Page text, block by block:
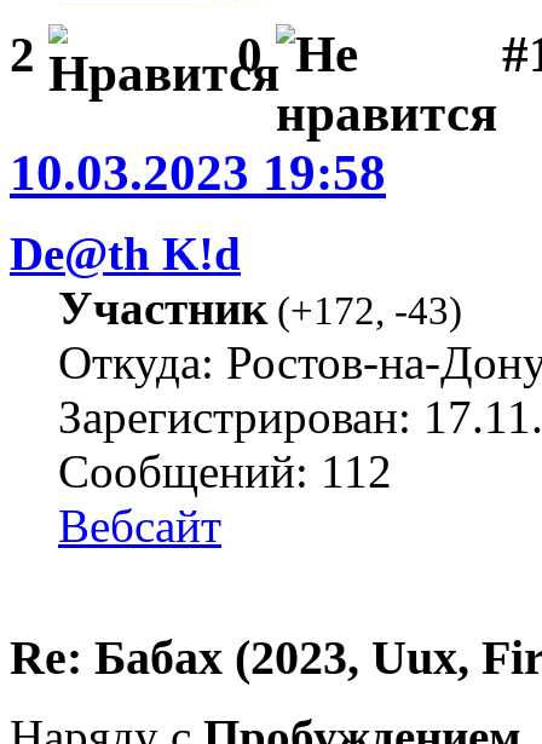
2 0
10.03.2023 19:58
De@th K!d
Участник(+172, -43)
Откуда: Ростов-на-
Зарегистрирован:
Сообщений: 112
Вебсайт
Re: Бабах (2023, Uux,